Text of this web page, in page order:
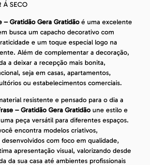
Á SECO
– Gratidão Gera Gratidão é uma excelente
busca um capacho decorativo com
e um toque especial logo na
Além de complementar a decoração,
a deixar a recepção mais bonita,
seja em casas, apartamentos,
ou estabelecimentos comerciais.
resistente e pensado para o dia a
– Gratidão Gera Gratidão une estilo e
peça versátil para diferentes espaços.
encontra modelos criativos,
desenvolvidos com foco em qualidade,
apresentação visual, valorizando desde
da sua casa até ambientes profissionais